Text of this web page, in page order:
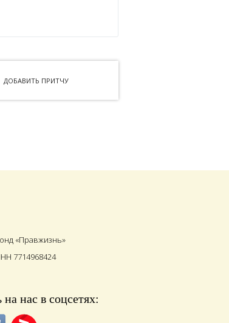
ДОБАВИТЬ ПРИТЧУ
«Правжизнь»
7714968424
нас в соцсетях: